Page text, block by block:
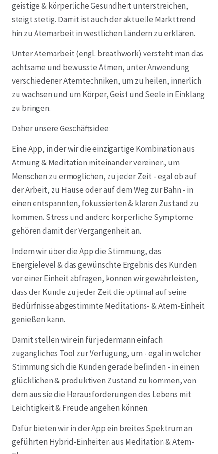
geistige & körperliche Gesundheit unterstreichen,
steigt stetig. Damit ist auch der aktuelle Markttrend
hin zu Atemarbeit in westlichen Ländern zu erklären.
Unter Atemarbeit (engl. breathwork) versteht man das
achtsame und bewusste Atmen, unter Anwendung
verschiedener Atemtechniken, um zu heilen, innerlich
zu wachsen und um Körper, Geist und Seele in Einklang
zu bringen.
Daher unsere Geschäftsidee:
Eine App, in der wir die einzigartige Kombination aus
Atmung & Meditation miteinander vereinen, um
Menschen zu ermöglichen, zu jeder Zeit - egal ob auf
der Arbeit, zu Hause oder auf dem Weg zur Bahn - in
einen entspannten, fokussierten & klaren Zustand zu
kommen. Stress und andere körperliche Symptome
gehören damit der Vergangenheit an.
Indem wir über die App die Stimmung, das
Energielevel & das gewünschte Ergebnis des Kunden
vor einer Einheit abfragen, können wir gewährleisten,
dass der Kunde zu jeder Zeit die optimal auf seine
Bedürfnisse abgestimmte Meditations- & Atem-Einheit
genießen kann.
Damit stellen wir ein für jedermann einfach
zugängliches Tool zur Verfügung, um - egal in welcher
Stimmung sich die Kunden gerade befinden - in einen
glücklichen & produktiven Zustand zu kommen, von
dem aus sie die Herausforderungen des Lebens mit
Leichtigkeit & Freude angehen können.
Dafür bieten wir in der App ein breites Spektrum an
geführten Hybrid-Einheiten aus Meditation & Atem-